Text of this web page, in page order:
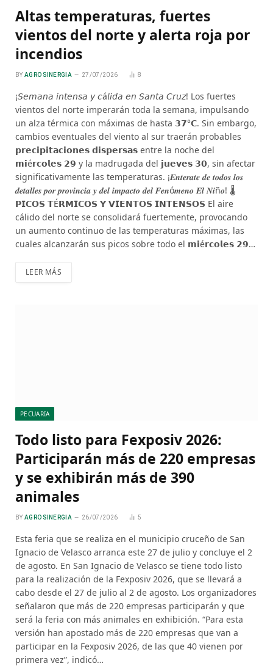
Altas temperaturas, fuertes
vientos del norte y alerta roja por
incendios
BY AGRO SINERGIA 27/07/2026 8
¡𝘚𝘦𝘮𝘢𝘯𝘢 𝘪𝘯𝘵𝘦𝘯𝘴𝘢 𝘺 𝘤á𝘭𝘪𝘥𝘢 𝘦𝘯 𝘚𝘢𝘯𝘵𝘢 𝘊𝘳𝘶𝘻! Los fuertes
vientos del norte imperarán toda la semana, impulsando
un alza térmica con máximas de hasta 𝟯𝟳°𝗖. Sin embargo,
cambios eventuales del viento al sur traerán probables
𝗽𝗿𝗲𝗰𝗶𝗽𝗶𝘁𝗮𝗰𝗶𝗼𝗻𝗲𝘀 𝗱𝗶𝘀𝗽𝗲𝗿𝘀𝗮𝘀 entre la noche del
𝗺𝗶é𝗿𝗰𝗼𝗹𝗲𝘀 𝟮𝟵 y la madrugada del 𝗷𝘂𝗲𝘃𝗲𝘀 𝟯𝟬, sin afectar
significativamente las temperaturas. ¡𝑬𝒏𝒕𝒆𝒓𝒂𝒕𝒆 𝒅𝒆 𝒕𝒐𝒅𝒐𝒔 𝒍𝒐𝒔
𝒅𝒆𝒕𝒂𝒍𝒍𝒆𝒔 𝒑𝒐𝒓 𝒑𝒓𝒐𝒗𝒊𝒏𝒄𝒊𝒂 𝒚 𝒅𝒆𝒍 𝒊𝒎𝒑𝒂𝒄𝒕𝒐 𝒅𝒆𝒍 𝑭𝒆𝒏ó𝒎𝒆𝒏𝒐 𝑬𝒍 𝑵𝒊ñ𝒐! 🌡️
𝗣𝗜𝗖𝗢𝗦 𝗧É𝗥𝗠𝗜𝗖𝗢𝗦 𝗬 𝗩𝗜𝗘𝗡𝗧𝗢𝗦 𝗜𝗡𝗧𝗘𝗡𝗦𝗢𝗦 El aire
cálido del norte se consolidará fuertemente, provocando
un aumento continuo de las temperaturas máximas, las
cuales alcanzarán sus picos sobre todo el 𝗺𝗶é𝗿𝗰𝗼𝗹𝗲𝘀 𝟮𝟵…
LEER MÁS
PECUARIA
Todo listo para Fexposiv 2026:
Participarán más de 220 empresas
y se exhibirán más de 390
animales
BY AGRO SINERGIA 26/07/2026 5
Esta feria que se realiza en el municipio cruceño de San
Ignacio de Velasco arranca este 27 de julio y concluye el 2
de agosto. En San Ignacio de Velasco se tiene todo listo
para la realización de la Fexposiv 2026, que se llevará a
cabo desde el 27 de julio al 2 de agosto. Los organizadores
señalaron que más de 220 empresas participarán y que
será la feria con más animales en exhibición. “Para esta
versión han apostado más de 220 empresas que van a
participar en la Fexposiv 2026, de las que 40 vienen por
primera vez”, indicó…